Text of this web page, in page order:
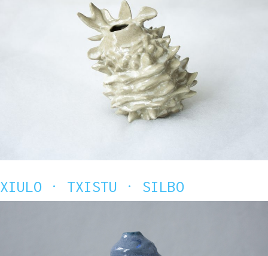
XIULO · TXISTU · SILBO